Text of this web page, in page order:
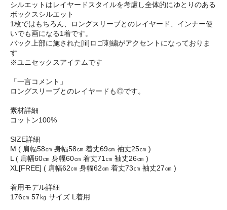
シルエットはレイヤードスタイルを考慮し全体的にゆとりのある
ボックスシルエット
1枚ではもちろん、ロングスリーブとのレイヤード、インナー使
いでも画になる1着です。
バック上部に施された[lil]ロゴ刺繍がアクセントになっておりま
す
※ユニセックスアイテムです
「一言コメント」
ロングスリーブとのレイヤードも◎です。
素材詳細
コットン100%
SIZE詳細
M ( 肩幅58㎝ 身幅58㎝ 着丈69㎝ 袖丈25㎝ )
L ( 肩幅60㎝ 身幅60㎝ 着丈71㎝ 袖丈26㎝ )
XL[FREE] ( 肩幅62㎝ 身幅62㎝ 着丈73㎝ 袖丈27㎝ )
着用モデル詳細
176㎝ 57㎏ サイズ L着用